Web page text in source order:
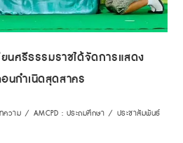
นศรีธรรมราชได้จัดการแสดง
นกำเนิดสุดสาคร
ความ / AMCPD : ประถมศึกษา / ประชาสัมพันธ์